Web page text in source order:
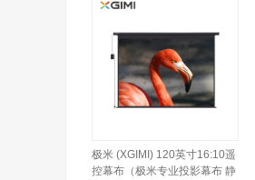
极米 (XGIMI) 120英寸16:10遥
控幕布（极米专业投影幕布 静